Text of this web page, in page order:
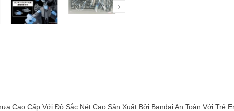
Cao Cấp Với Độ Sắc Nét Cao Sản Xuất Bởi Bandai An Toàn Với Trẻ